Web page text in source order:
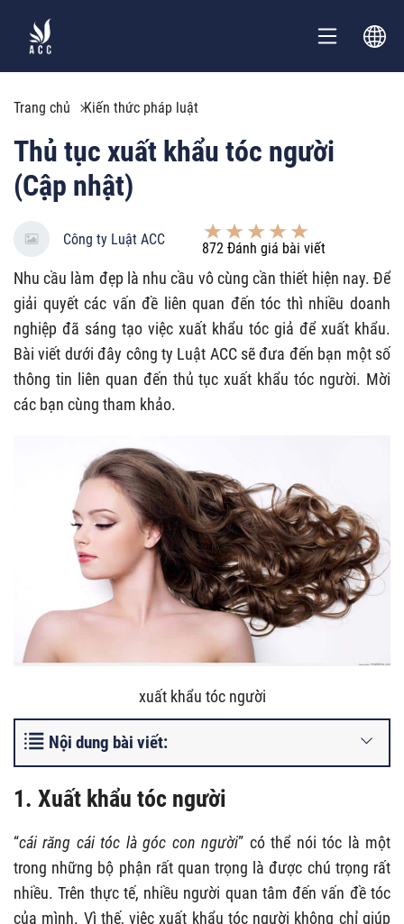
Trang chủ Kiến thức pháp luật
Thủ tục xuất khẩu tóc người
(Cập nhật)
Công ty Luật ACC
872 Đánh giá bài viết
Nhu cầu làm đẹp là nhu cầu vô cùng cần thiết hiện nay. Để
giải quyết các vấn đề liên quan đến tóc thì nhiều doanh
nghiệp đã sáng tạo việc xuất khẩu tóc giả để xuất khẩu.
Bài viết dưới đây công ty Luật ACC sẽ đưa đến bạn một số
thông tin liên quan đến thủ tục xuất khẩu tóc người. Mời
các bạn cùng tham khảo.
xuất khẩu tóc người
Nội dung bài viết:
1. Xuất khẩu tóc người
“cái răng cái tóc là góc con người” có thể nói tóc là một
trong những bộ phận rất quan trọng là được chú trọng rất
nhiều. Trên thực tế, nhiều người quan tâm đến vấn đề tóc
của mình. Vì thế, việc xuất khẩu tóc người không chỉ giúp